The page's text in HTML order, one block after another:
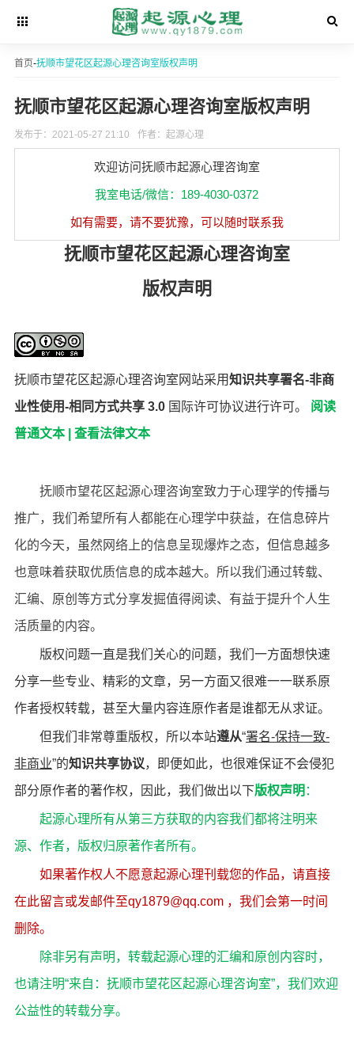
首页-抚顺市望花区起源心理咨询室版权声明
抚顺市望花区起源心理咨询室版权声明
发布于：2021-05-27 21:10 作者：起源心理
欢迎访问抚顺市起源心理咨询室
我室电话/微信：189-4030-0372
如有需要，请不要犹豫，可以随时联系我
抚顺市望花区起源心理咨询室
版权声明
抚顺市望花区起源心理咨询室网站采用知识共享署名-非商
业性使用-相同方式共享 3.0 国际许可协议进行许可。
阅读
普通文本| 查看法律文本
抚顺市望花区起源心理咨询室致力于心理学的传播与
推广，我们希望所有人都能在心理学中获益，在信息碎片
化的今天，虽然网络上的信息呈现爆炸之态，但信息越多
也意味着获取优质信息的成本越大。所以我们通过转载、
汇编、原创等方式分享发掘值得阅读、有益于提升个人生
活质量的内容。
版权问题一直是我们关心的问题，我们一方面想快速
分享一些专业、精彩的文章，另一方面又很难一一联系原
作者授权转载，甚至大量内容连原作者是谁都无从求证。
但我们非常尊重版权，所以本站遵从“署名-保持一致-
非商业”的知识共享协议，
即便如此，也很难保证不会侵犯
部分原作者的著作权，因此，我们做出以下版权声明 ：
起源心理所有从第三方获取的内容我们都将注明来
源、作者，版权归原著作者所有。
如果著作权人不愿意起源心理刊载您的作品，请直接
在此留言或发邮件至qy1879@qq.com ，我们会第一时间
删除。
除非另有声明，转载起源心理的汇编和原创内容时，
也请注明“来自：抚顺市望花区起源心理咨询室”，我们欢迎
公益性的转载分享。